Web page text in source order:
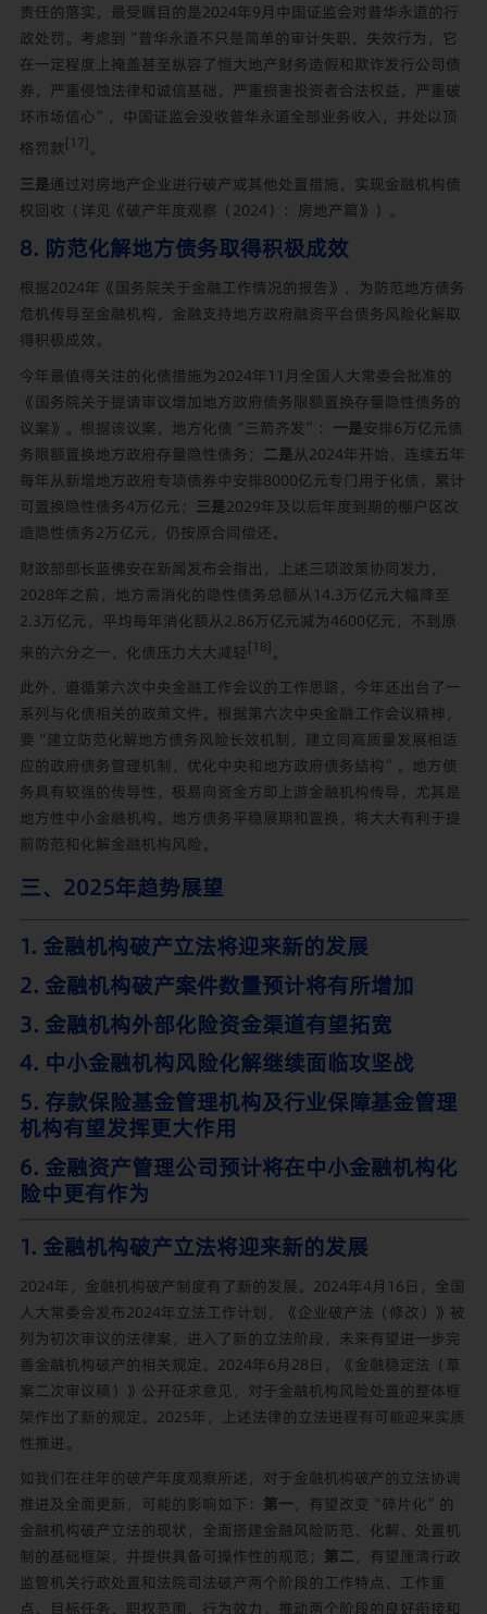
责任的落实，最受瞩目的是2024年9月中国证监会对普华永道的行
政处罚。考虑到“普华永道不只是简单的审计失职、失效行为，它
在一定程度上掩盖甚至纵容了恒大地产财务造假和欺诈发行公司债
券，严重侵蚀法律和诚信基础，严重损害投资者合法权益，严重破
坏市场信心”，中国证监会没收普华永道全部业务收入，并处以顶
格罚款[17] 。
三是通过对房地产企业进行破产或其他处置措施，实现金融机构债
权回收（详见《破产年度观察（2024）：房地产篇》）。
8. 防范化解地方债务取得积极成效
根据2024年《国务院关于金融工作情况的报告》，为防范地方债务
危机传导至金融机构，金融支持地方政府融资平台债务风险化解取
得积极成效。
今年最值得关注的化债措施为2024年11月全国人大常委会批准的
《国务院关于提请审议增加地方政府债务限额置换存量隐性债务的
议案》。根据该议案，地方化债“三箭齐发”： 一是安排6万亿元债
务限额置换地方政府存量隐性债务； 二是从2024年开始，连续五年
每年从新增地方政府专项债券中安排8000亿元专门用于化债，累计
可置换隐性债务4万亿元； 三是2029年及以后年度到期的棚户区改
造隐性债务2万亿元，仍按原合同偿还。
财政部部长蓝佛安在新闻发布会指出，上述三项政策协同发力，
2028年之前，地方需消化的隐性债务总额从14.3万亿元大幅降至
2.3万亿元，平均每年消化额从2.86万亿元减为4600亿元，不到原
来的六分之一，化债压力大大减轻[18]。
此外，遵循第六次中央金融工作会议的工作思路，今年还出台了一
系列与化债相关的政策文件。根据第六次中央金融工作会议精神，
要“建立防范化解地方债务风险长效机制，建立同高质量发展相适
应的政府债务管理机制，优化中央和地方政府债务结构”。地方债
务具有较强的传导性，极易向资金方即上游金融机构传导，尤其是
地方性中小金融机构。地方债务平稳展期和置换，将大大有利于提
前防范和化解金融机构风险。
三、2025年趋势展望
1. 金融机构破产立法将迎来新的发展
2. 金融机构破产案件数量预计将有所增加
3. 金融机构外部化险资金渠道有望拓宽
4. 中小金融机构风险化解继续面临攻坚战
5. 存款保险基金管理机构及行业保障基金管理
机构有望发挥更大作用
6. 金融资产管理公司预计将在中小金融机构化
险中更有作为
1. 金融机构破产立法将迎来新的发展
2024年，金融机构破产制度有了新的发展。2024年4月16日，全国
人大常委会发布2024年立法工作计划，《企业破产法（修改）》被
列为初次审议的法律案，进入了新的立法阶段，未来有望进一步完
善金融机构破产的相关规定。2024年6月28日，《金融稳定法（草
案二次审议稿）》公开征求意见，对于金融机构风险处置的整体框
架作出了新的规定。2025年，上述法律的立法进程有可能迎来实质
性推进。
如我们在往年的破产年度观察所述，对于金融机构破产的立法协调
推进及全面更新，可能的影响如下： 第一 ，有望改变“碎片化”的
金融机构破产立法的现状，全面搭建金融风险防范、化解、处置机
制的基础框架，并提供具备可操作性的规范； 第二 ，有望厘清行政
监管机关行政处置和法院司法破产两个阶段的工作特点、工作重
点、目标任务、职权范围、行为效力，推动两个阶段的良好衔接和